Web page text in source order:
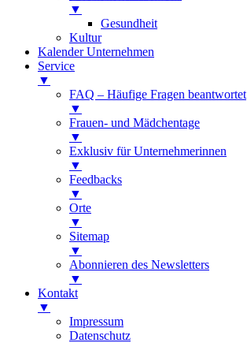
▼
Gesundheit
Kultur
Kalender Unternehmen
Service
▼
FAQ – Häufige Fragen beantwortet
▼
Frauen- und Mädchentage
▼
Exklusiv für Unternehmerinnen
▼
Feedbacks
▼
Orte
▼
Sitemap
▼
Abonnieren des Newsletters
▼
Kontakt
▼
Impressum
Datenschutz